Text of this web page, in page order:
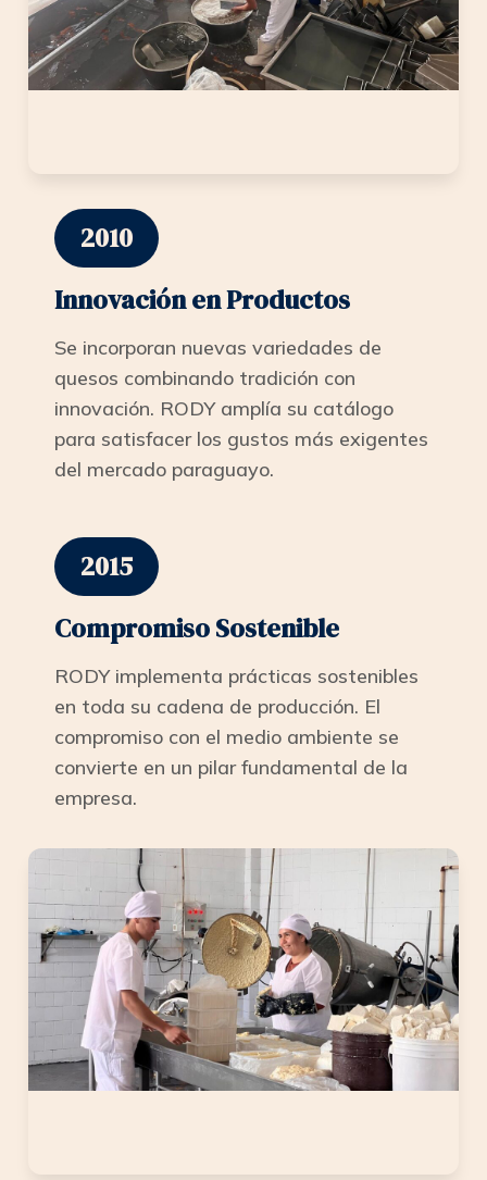
2010
Innovación en Productos
Se incorporan nuevas variedades de
quesos combinando tradición con
innovación. RODY amplía su catálogo
para satisfacer los gustos más exigentes
del mercado paraguayo.
2015
Compromiso Sostenible
RODY implementa prácticas sostenibles
en toda su cadena de producción. El
compromiso con el medio ambiente se
convierte en un pilar fundamental de la
empresa.